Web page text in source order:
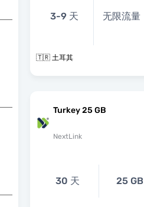
3-9 天 无限流量
🇹🇷 土耳其
Turkey 25 GB
NextLink
30 天 25 GB